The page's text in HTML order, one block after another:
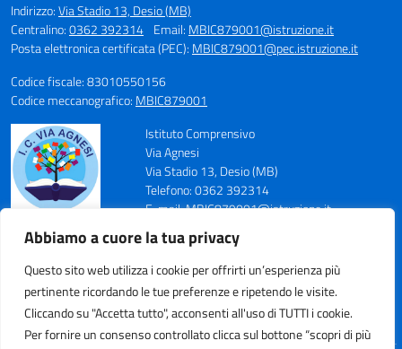
Abbiamo a cuore la tua privacy
Questo sito web utilizza i cookie per offrirti un’esperienza più
pertinente ricordando le tue preferenze e ripetendo le visite.
Cliccando su "Accetta tutto", acconsenti all'uso di TUTTI i cookie.
Per fornire un consenso controllato clicca sul bottone “scopri di più
Indirizzo:Via Stadio 13, Desio (MB)
Centralino:0362 392314 Email: MBIC879001@istruzione.it
Posta elettronica certificata (PEC): MBIC879001@pec.istruzione.it
Codice fiscale: 83010550156
Codice meccanografico: MBIC879001
Istituto Comprensivo
Via Agnesi
Via Stadio 13, Desio (MB)
Telefono: 0362 392314
E-mail: MBIC879001@istruzione.it
PEC: MBIC879001@pec.istruzione.it
Codice Meccanografico: MBIC879001
Codice Fiscale: 83010550156